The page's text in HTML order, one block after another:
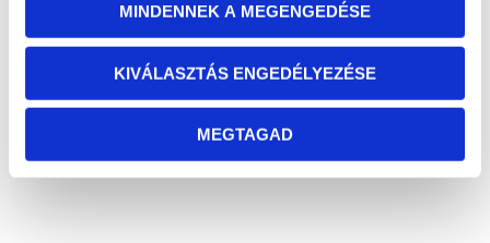
MINDENNEK A MEGENGEDÉSE
KIVÁLASZTÁS ENGEDÉLYEZÉSE
MEGTAGAD